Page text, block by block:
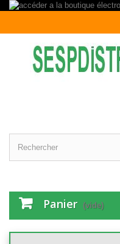
Panier (vide)